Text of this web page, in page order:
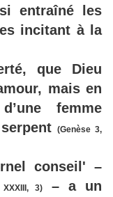
entraîné les
incitant à la
que Dieu
mais en
femme
serpent(Genèse 3,
conseil' –
3)
– a un